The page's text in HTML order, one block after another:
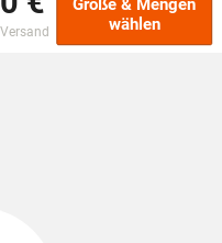
Größe & Mengen
wählen